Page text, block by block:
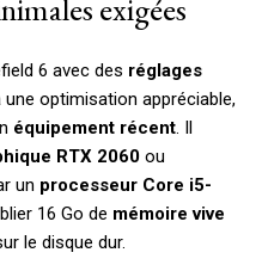
exigées
6 avec des réglages
une optimisation appréciable,
équipement récent. Il
RTX 2060 ou
un processeur Core i5-
16 Go de mémoire vive
le disque dur.